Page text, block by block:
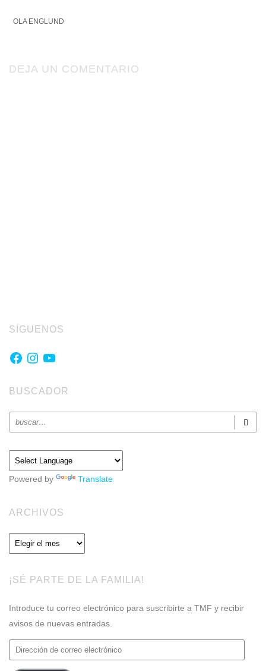
OLA ENGLUND
DEJA UN COMENTARIO
SÍGUENOS
Facebook
Instagram
YouTube
BUSCADOR
Powered by Translate
ARCHIVOS
Archivos
¡SÉ PARTE DE LA FAMILIA!
Introduce tu correo electrónico para suscribirte a TMF y recibir
avisos de nuevas entradas.
Dirección
de